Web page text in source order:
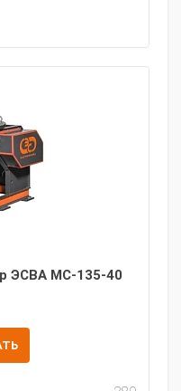
ЭСВА МС-135-40